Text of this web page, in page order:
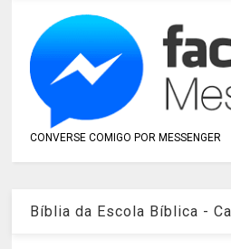
CONVERSE COMIGO POR MESSENGER
Bíblia da Escola Bíblica -